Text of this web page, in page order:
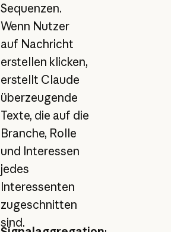
Sequenzen.
Wenn Nutzer
auf Nachricht
erstellen klicken,
erstellt Claude
überzeugende
Texte, die auf die
Branche, Rolle
und Interessen
jedes
Interessenten
zugeschnitten
sind.